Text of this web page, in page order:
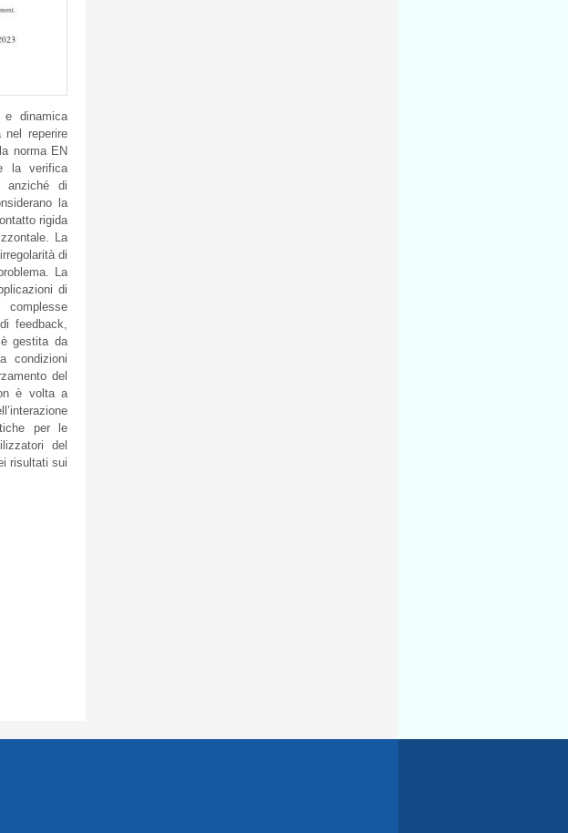
dinamica
nel reperire
norma EN
la verifica
anziché di
la
rigida
La
di
La
di
complesse
feedback,
è gestita da
condizioni
del
è volta a
per le
del
risultati sui